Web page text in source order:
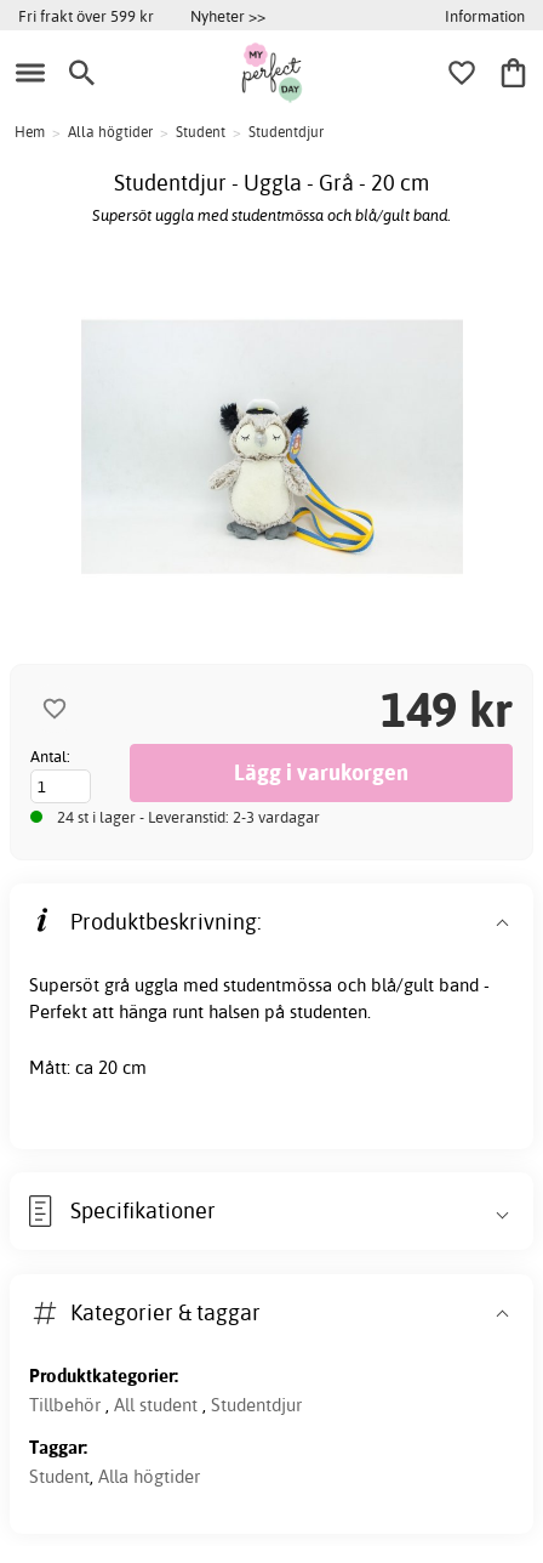
Fri frakt över 599 kr Nyheter >> Information
Hem > Alla högtider > Student > Studentdjur
Studentdjur - Uggla - Grå - 20 cm
Supersöt uggla med studentmössa och blå/gult band.
149 kr
Antal:
24 st i lager - Leveranstid: 2-3 vardagar
Produktbeskrivning:
Supersöt grå uggla med studentmössa och blå/gult band -
Perfekt att hänga runt halsen på studenten
Mått: ca 20 cm
Specifikationer
Kategorier & taggar
Produktkategorier:
Tillbehör , All student , Studentdjur
Taggar:
Student, Alla högtider